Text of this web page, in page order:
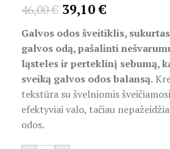
46,00€ 39,10€
Galvos odos šveitiklis,
galvos odą, pašalinti
ląsteles ir perteklinį sebumą,
sveiką galvos odos balansą.
tekstūra su švelniomis
efektyviai valo, tačiau
odos.